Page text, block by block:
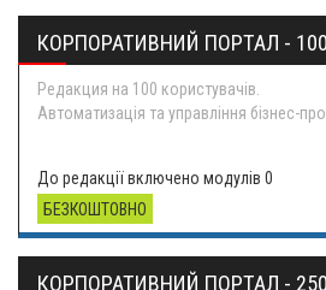
КОРПОРАТИВНИЙ ПОРТАЛ - 100
Редакция на 100 користувачів.
Автоматизація та управління бізнес-
До редакції включено модулів 0
БЕЗКОШТОВНО
КОРПОРАТИВНИЙ ПОРТАЛ - 250